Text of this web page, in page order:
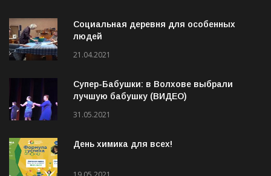
Социальная деревня для особенных
21.04.2021
Супер-Бабушки: в Волхове выбрали
31.05.2021
День химика для всех!